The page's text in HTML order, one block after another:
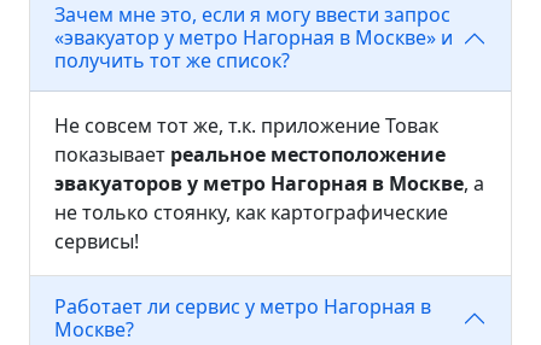
Зачем мне это, если я могу ввести запрос
«эвакуатор у метро Нагорная в Москве» и
получить тот же список?
Не совсем тот же, т.к. приложение Товак
показывает реальное местоположение
эвакуаторов у метро Нагорная в Москве, а
не только стоянку, как картографические
сервисы!
Работает ли сервис у метро Нагорная в
Москве?